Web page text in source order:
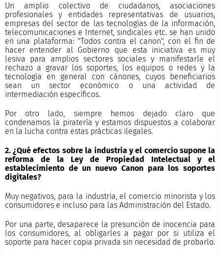
Un amplio colectivo de ciudadanos, asociaciones
profesionales y entidades representativas de usuarios,
empresas del sector de las tecnologías de la información,
telecomunicaciones e Internet, sindicales etc. se han unido
en una plataforma: "Todos contra el canon", con el fin de
hacer entender al Gobierno que esta iniciativa es muy
lesiva para amplios sectores sociales y manifestarle el
rechazo a gravar los soportes, los equipos o redes y la
tecnología en general con cánones, cuyos beneficiarios
sean un sector económico o una actividad de
intermediación específicos.
Por otro lado, siempre hemos dejado claro que
condenamos la piratería y estamos dispuestos a colaborar
en la lucha contra estas prácticas ilegales.
2. ¿Qué efectos sobre la industria y el comercio supone la
reforma de la Ley de Propiedad Intelectual y el
establecimiento de un nuevo Canon para los soportes
digitales?
Muy negativos, para la industria, el comercio minorista y los
consumidores e incluso para las Administración del Estado.
Por una parte, desaparece la presunción de inocencia para
los consumidores, al obligarles a pagar por si utiliza el
soporte para hacer copia privada sin necesidad de probarlo.